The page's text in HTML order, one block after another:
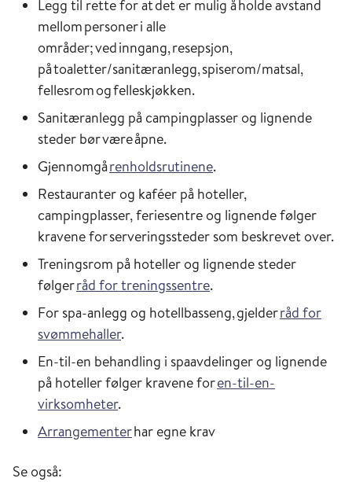
Legg til rette for at det er mulig å holde avstand
mellom personer i alle
områder; ved inngang, resepsjon,
på toaletter/sanitæranlegg, spiserom/matsal,
fellesrom og felleskjøkken.
Sanitæranlegg på campingplasser og lignende
steder bør være åpne.
Gjennomgårenholdsrutinene.
Restauranter og kaféer på hoteller,
campingplasser, feriesentre og lignende følger
kravene forserveringssteder som beskrevet over.
Treningsrom på hoteller og lignende steder
følgerråd for treningssentre.
For spa-anlegg og hotellbasseng, gjelderråd for
svømmehaller.
En-til-en behandling i spaavdelinger og lignende
på hoteller følger kravene foren-til-en-
virksomheter.
Arrangementerhar egne krav
Se også: